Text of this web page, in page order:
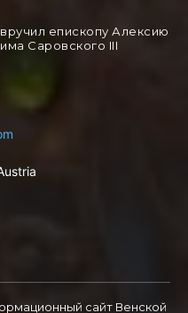
епископу Алексию
Саровского III
сайт Венской